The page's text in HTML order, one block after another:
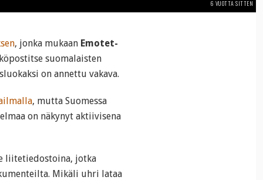
6 VUOTTA SITTEN
, jonka mukaan Emotet-
suomalaisten
on annettu vakava.
, mutta Suomessa
on näkynyt aktiivisena
liitetiedostoina, jotka
Mikäli uhri lataa